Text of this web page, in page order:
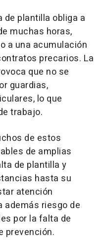
de plantilla obliga a
muchas horas,
a una acumulación
precarios. La
que no se
guardias,
lo que
trabajo.
de estos
de amplias
de plantilla y
hasta su
atención
además riesgo de
por la falta de
prevención.